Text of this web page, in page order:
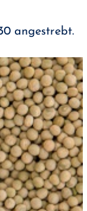
angestrebt.